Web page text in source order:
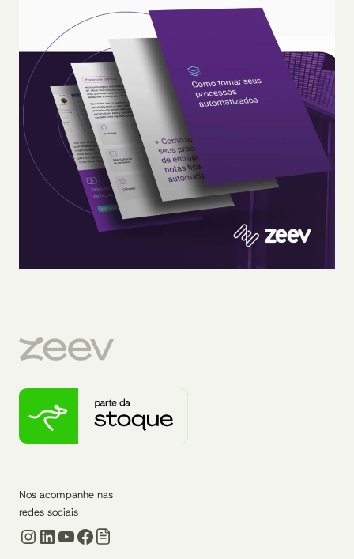
Nos acompanhe nas
redes sociais
Instagram
LinkedIn
Youtube
Facebook